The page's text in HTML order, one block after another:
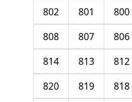
800
801
802
806
807
808
812
813
814
818
819
820